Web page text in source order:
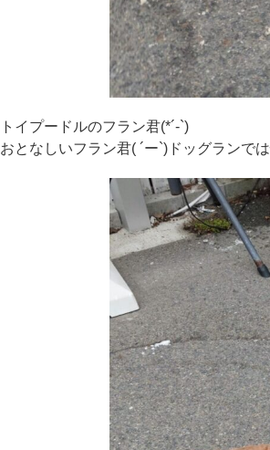
トイプードルのフラン君(*´-`)
おとなしいフラン君( ´ー`)ドッグランで